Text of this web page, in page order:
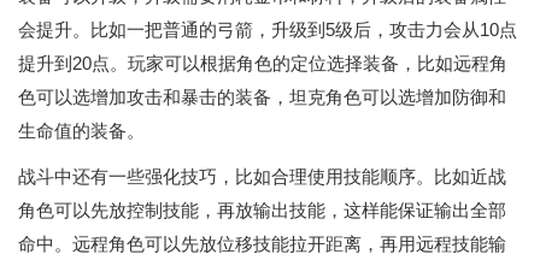
会提升。比如一把普通的弓箭，升级到5级后，攻击力会从10点
提升到20点。玩家可以根据角色的定位选择装备，比如远程角
色可以选增加攻击和暴击的装备，坦克角色可以选增加防御和
生命值的装备。
战斗中还有一些强化技巧，比如合理使用技能顺序。比如近战
角色可以先放控制技能，再放输出技能，这样能保证输出全部
命中。远程角色可以先放位移技能拉开距离，再用远程技能输